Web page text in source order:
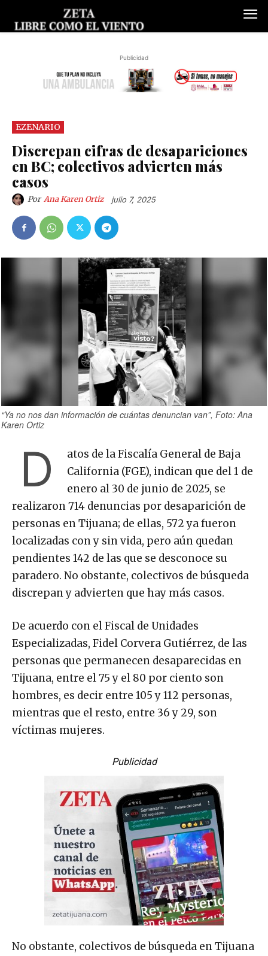
Publicidad
EZENARIO
Discrepan cifras de desapariciones
en BC; colectivos advierten más
casos
Por Ana Karen Ortiz julio 7, 2025
“Ya no nos dan información de cuántas denuncian van”, Foto: Ana
Karen Ortiz
D
atos de la Fiscalía General de Baja
California (FGE), indican que del 1 de
enero al 30 de junio de 2025, se
realizaron 714 denuncias por desaparición de
personas en Tijuana; de ellas, 572 ya fueron
localizadas con y sin vida, pero aún quedan
pendientes 142 de las que se desconoce su
paradero. No obstante, colectivos de búsqueda
discrepan y advierten que hay más casos.
De acuerdo con el Fiscal de Unidades
Especializadas, Fidel Corvera Gutiérrez, de las
personas que permanecen desaparecidas en
Tijuana, entre el 75 y el 80 por ciento son
hombres, es decir entre 105 y 112 personas,
mientras que el resto, entre 36 y 29, son
víctimas mujeres.
Publicidad
No obstante, colectivos de búsqueda en Tijuana